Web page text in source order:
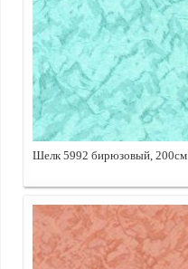
Шелк 5992 бирюзовый, 200см